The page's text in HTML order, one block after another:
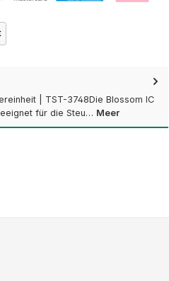
| TST-3748Die Blossom IC
für die Steu… Meer